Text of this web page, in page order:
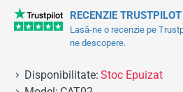
RECENZIE TRUSTPILOT
Lasă-ne o recenzie pe
ne descopere.
Disponibilitate: Stoc Epuizat